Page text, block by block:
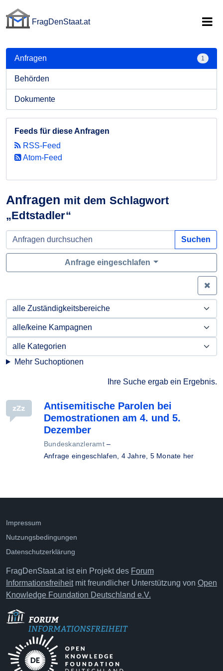
FragDenStaat.at
Anfragen mit dem Schlagwort
„Edtstadler“
Suchen
Anfrage eingeschlafen
Mehr Suchoptionen
Ihre Suche ergab ein Ergebnis.
Antisemitische Parolen bei
Demostrationen am 4. und 5.
Dezember
Bundeskanzleramt–
Anfrage eingeschlafen, 4 Jahre, 5 Monate her
Anfragen 1
Behörden
Dokumente
Feeds für diese Anfragen
RSS-Feed
Atom-Feed
Impressum
Nutzungsbedingungen
Datenschutzerklärung
FragDenStaat.at ist ein Projekt des Forum
Informationsfreiheitmit freundlicher Unterstützung von Open
Knowledge Foundation Deutschland e.V.